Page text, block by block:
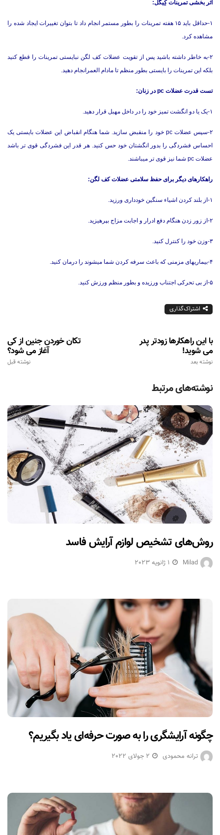
اثر بخشی تمرینات کِیگل:
۱-حداقل باید ۱۵ هفته تمرینات را بطور مستمر انجام داد تا بتوان تغییرات ایجاد شده را
مشاهده کرد.
۲-به خاطر داشته باشید پس از تقویت عضلات کف لگن نبایستی تمرینات را قطع کنید
بلکه این تمرینات را بایستی بطور منظم تا مادام العمرانجام دهید.
تست قدرت عضلات pc در زنان:
۱-یک یا دو انگشت تمیز خود را در داخل مهبل قرار دهید.
۲-سپس عضلات pc خود را منقبض سازید. شما هنگام انقباض این عضلات بایستی یک
احساس فشردگی را بدور انگشتان خود حس کنید. هر قدر این فشردگی قوی تر باشد
عضلات pc شما نیز قوی تر میباشند.
راهکارهای دیگر برای حفظ سلامتی عضلات کف لگن:
۱-از بلند کردن اشیاء سنگین خودداری ورزید.
۲-از زور زدن هنگام دفع ادرار و اجابت مزاج بپرهیزید.
۳-وزن خود را کنترل کنید.
۴-بیماریهای مزمنی که باعث سرفه کردن شما میشوند را درمان کنید.
۵-از بی تحرکی اجتناب ورزیده و بطور منظم ورزش کنید.
اشتراک‌گذاری
تکان خوردن جنین از کی
آغاز می شود؟
نوشته قبل
با این راهکارها زودتر پدر
می شوید!
نوشته بعد
نوشته‌های مرتبط
روش‌های تشخیص لوازم آرایش فاسد
Milad 1 ژانویه 2023
چگونه آرایشگری را به صورت حرفه‌ای یاد بگیریم؟
ترانه محمودی 2 جولای 2022